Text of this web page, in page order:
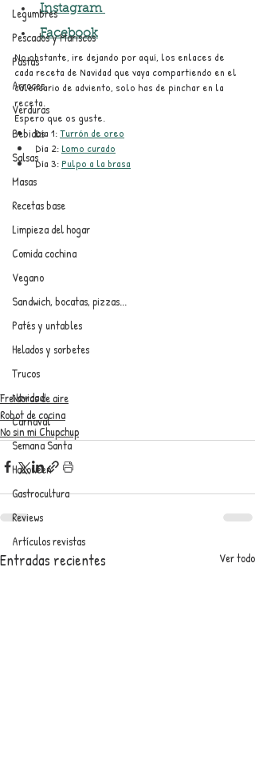
Legumbres
Pescados y Mariscos
Pastas
Arroces
Verduras
Bebidas
Salsas
Masas
Recetas base
Limpieza del hogar
Comida cochina
Vegano
Sandwich, bocatas, pizzas...
Patés y untables
Helados y sorbetes
Trucos
Navidad
Carnaval
Semana Santa
Halloween
Gastrocultura
Reviews
Artículos revistas
Instagram
Facebook
No obstante, ire dejando por aquí, los enlaces de
cada receta de Navidad que vaya compartiendo en el
calendario de adviento, solo has de pinchar en la
receta.
Espero que os guste.
Día 1: Turrón de oreo
Día 2: Lomo curado
Día 3: Pulpo a la brasa
Freidoras de aire
Robot de cocina
No sin mi Chupchup
Entradas recientes Ver todo